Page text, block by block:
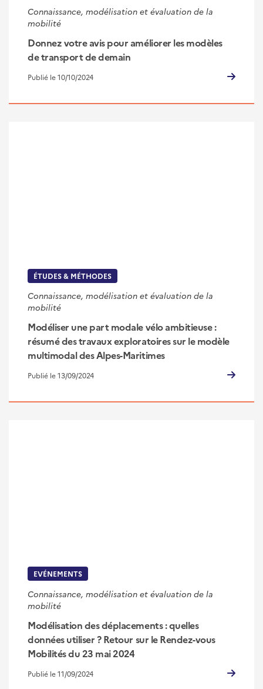
Connaissance, modélisation et évaluation de la
mobilité
Donnez votre avis pour améliorer les modèles
de transport de demain
Publié le 10/10/2024
ÉTUDES & MÉTHODES
Connaissance, modélisation et évaluation de la
mobilité
Modéliser une part modale vélo ambitieuse :
résumé des travaux exploratoires sur le modèle
multimodal des Alpes-Maritimes
Publié le 13/09/2024
EVÉNEMENTS
Connaissance, modélisation et évaluation de la
mobilité
Modélisation des déplacements : quelles
données utiliser ? Retour sur le Rendez-vous
Mobilités du 23 mai 2024
Publié le 11/09/2024